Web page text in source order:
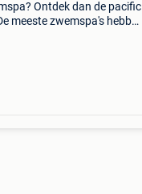
Ontdek dan de pacific
meeste zwemspa's hebben